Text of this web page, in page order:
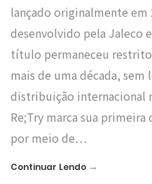
lançado originalmente em
desenvolvido pela Jaleco
título permaneceu
mais de uma década,
distribuição internacional
Re;Try marca sua
por meio de…
Continuar Lendo →